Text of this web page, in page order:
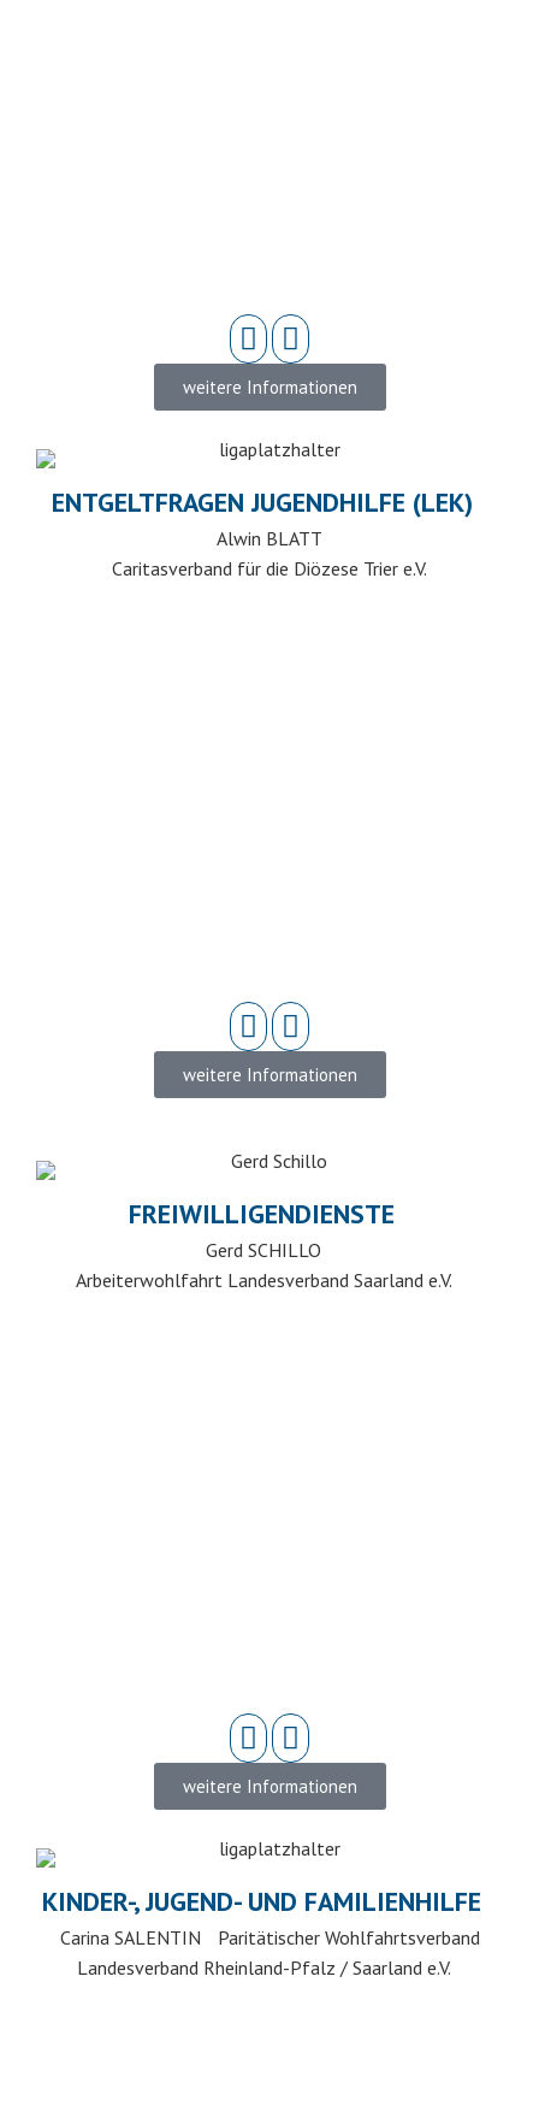
weitere Informationen
ENTGELTFRAGEN JUGENDHILFE (LEK)
Alwin BLATT
Caritasverband für die Diözese Trier e.V.
weitere Informationen
FREIWILLIGENDIENSTE
Gerd SCHILLO
Arbeiterwohlfahrt Landesverband Saarland e.V.
weitere Informationen
KINDER-, JUGEND- UND FAMILIENHILFE
Carina SALENTIN Paritätischer Wohlfahrtsverband
Landesverband Rheinland-Pfalz / Saarland e.V.